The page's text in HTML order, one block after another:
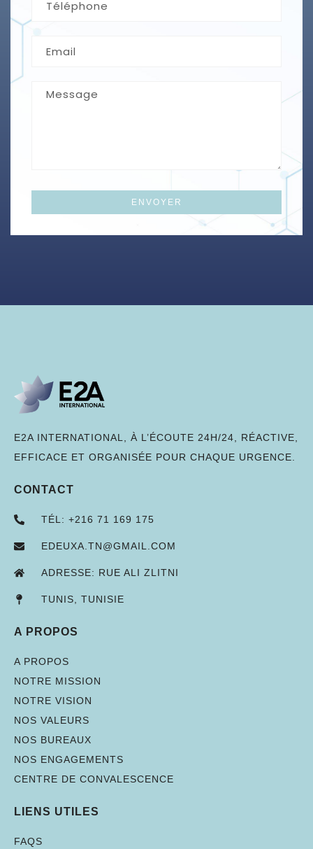
E2A INTERNATIONAL, À L’ÉCOUTE 24H/24, RÉACTIVE,
EFFICACE ET ORGANISÉE POUR CHAQUE URGENCE.
CONTACT
TÉL: +216 71 169 175
EDEUXA.TN@GMAIL.COM
ADRESSE: RUE ALI ZLITNI
TUNIS, TUNISIE
A PROPOS
A PROPOS
NOTRE MISSION
NOTRE VISION
NOS VALEURS
NOS BUREAUX
NOS ENGAGEMENTS
CENTRE DE CONVALESCENCE
LIENS UTILES
FAQS